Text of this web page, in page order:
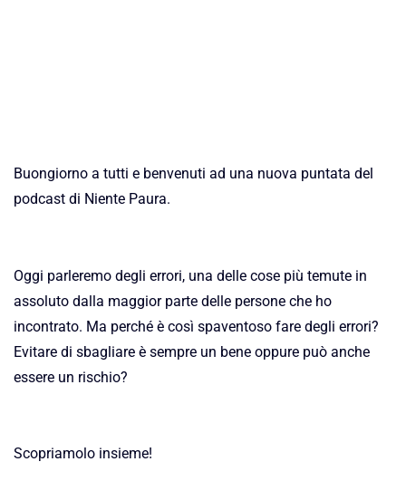
Buongiorno a tutti e benvenuti ad una nuova puntata del
podcast di Niente Paura.
Oggi parleremo degli errori, una delle cose più temute in
assoluto dalla maggior parte delle persone che ho
incontrato. Ma perché è così spaventoso fare degli errori?
Evitare di sbagliare è sempre un bene oppure può anche
essere un rischio?
Scopriamolo insieme!